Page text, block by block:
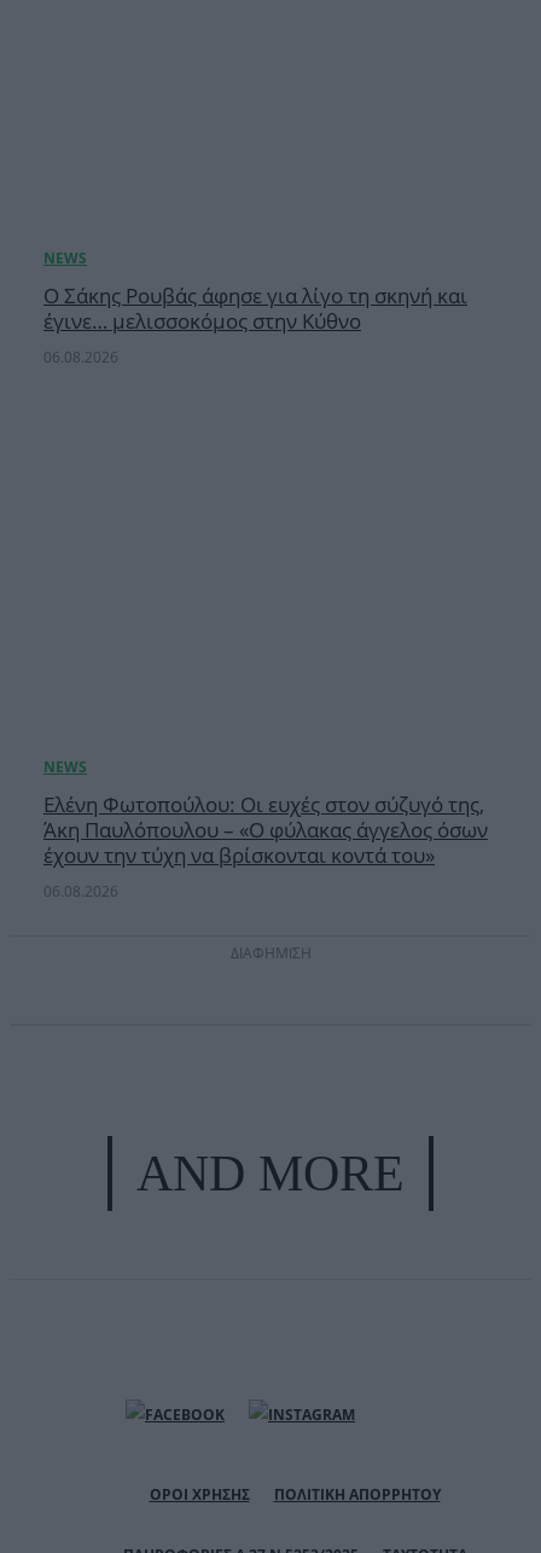
Ο Σάκης Ρουβάς άφησε για λίγο τη σκηνή και
έγινε… μελισσοκόμος στην Κύθνο
06.08.2026
Ελένη Φωτοπούλου: Οι ευχές στον σύζυγό της,
Άκη Παυλόπουλου – «Ο φύλακας άγγελος όσων
έχουν την τύχη να βρίσκονται κοντά του»
06.08.2026
ΔΙΑΦΗΜΙΣΗ
AND MORE
ΟΡΟΙ ΧΡΗΣΗΣ ΠΟΛΙΤΙΚΗ ΑΠΟΡΡΗΤΟΥ